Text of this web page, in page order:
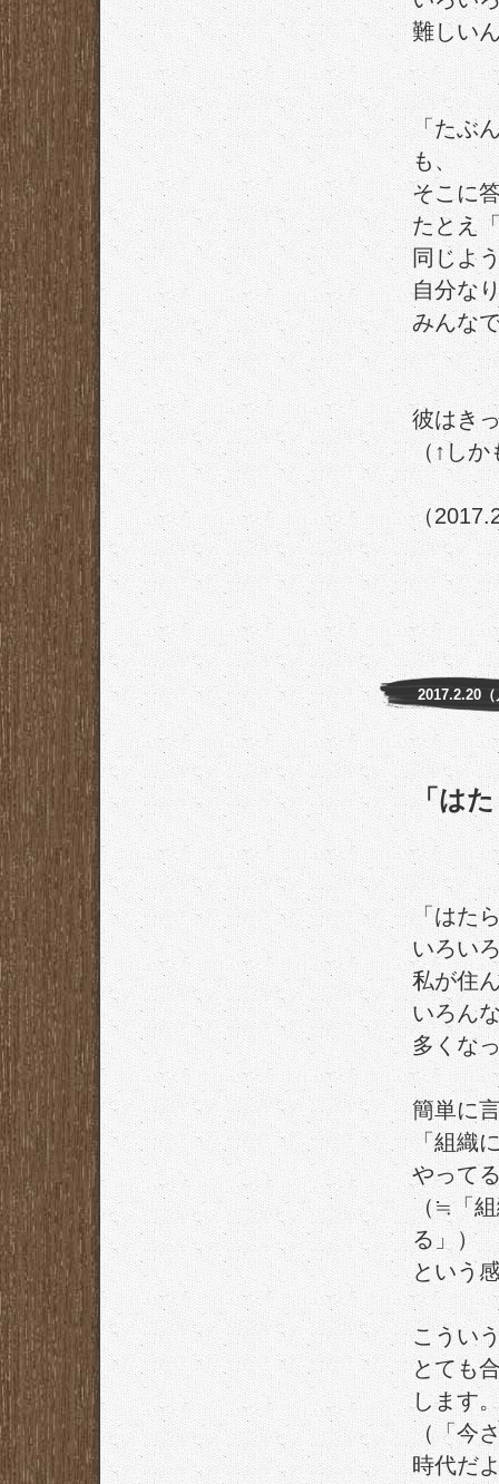
難しい
「たぶ
も、
そこに
たとえ
同じよ
自分な
みんな
彼はき
（↑し
（
2017.2.20（
「は
「はた
いろい
私が住
いろん
多くな
簡単に
「組織
やって
（≒「
る」）
という
こうい
とても
します
（「今
時代だ